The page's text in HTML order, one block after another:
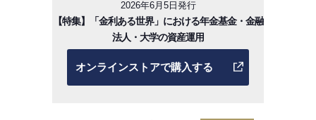
2026年6月5日発行
【特集】「金利ある世界」における年金基金・金融
法人・大学の資産運用
オンラインストアで購入する